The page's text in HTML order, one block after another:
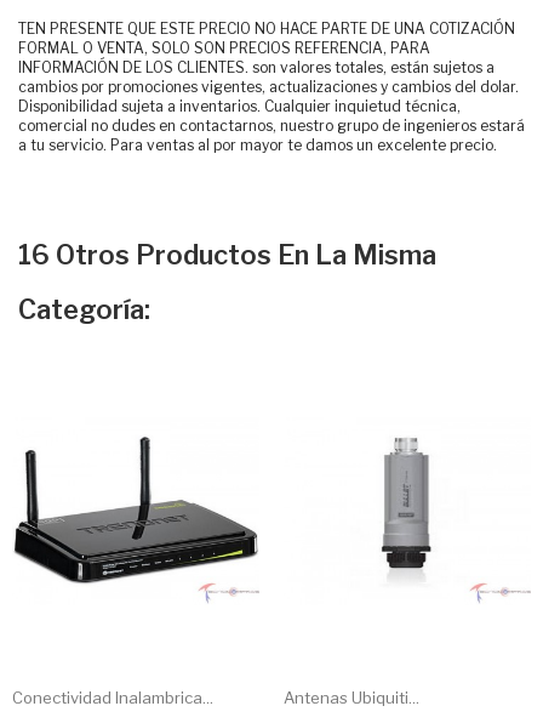
TEN PRESENTE QUE ESTE PRECIO NO HACE PARTE DE UNA COTIZACIÓN
FORMAL O VENTA, SOLO SON PRECIOS REFERENCIA, PARA
INFORMACIÓN DE LOS CLIENTES. son valores totales, están sujetos a
cambios por promociones vigentes, actualizaciones y cambios del dolar.
Disponibilidad sujeta a inventarios. Cualquier inquietud técnica,
comercial no dudes en contactarnos, nuestro grupo de ingenieros estará
a tu servicio. Para ventas al por mayor te damos un excelente precio.
16 Otros Productos En La Misma
Categoría:
Conectividad Inalambrica...
Antenas Ubiquiti...